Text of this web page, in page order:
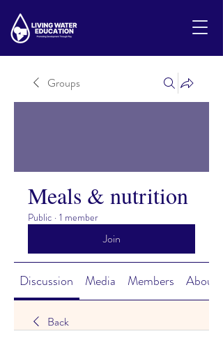
Groups
Meals & nutrition
Public · 1 member
Join
Discussion Media Members About
Back